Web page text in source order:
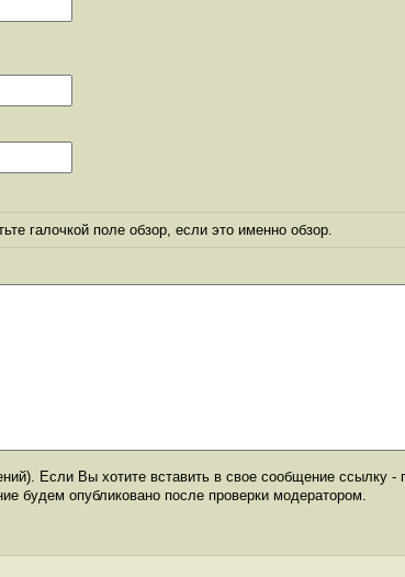
галочкой поле обзор, если это именно обзор.
Если Вы хотите вставить в свое сообщение ссылку -
будем опубликовано после проверки модератором.